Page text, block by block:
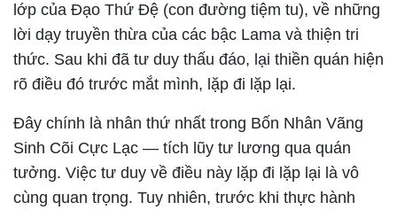
lớp của Đạo Thứ Đệ (con đường tiệm tu), về những
lời dạy truyền thừa của các bậc Lama và thiện tri
thức. Sau khi đã tư duy thấu đáo, lại thiền quán hiện
rõ điều đó trước mắt mình, lặp đi lặp lại.
Đây chính là nhân thứ nhất trong Bốn Nhân Vãng
Sinh Cõi Cực Lạc — tích lũy tư lương qua quán
tưởng. Việc tư duy về điều này lặp đi lặp lại là vô
cùng quan trọng. Tuy nhiên, trước khi thực hành